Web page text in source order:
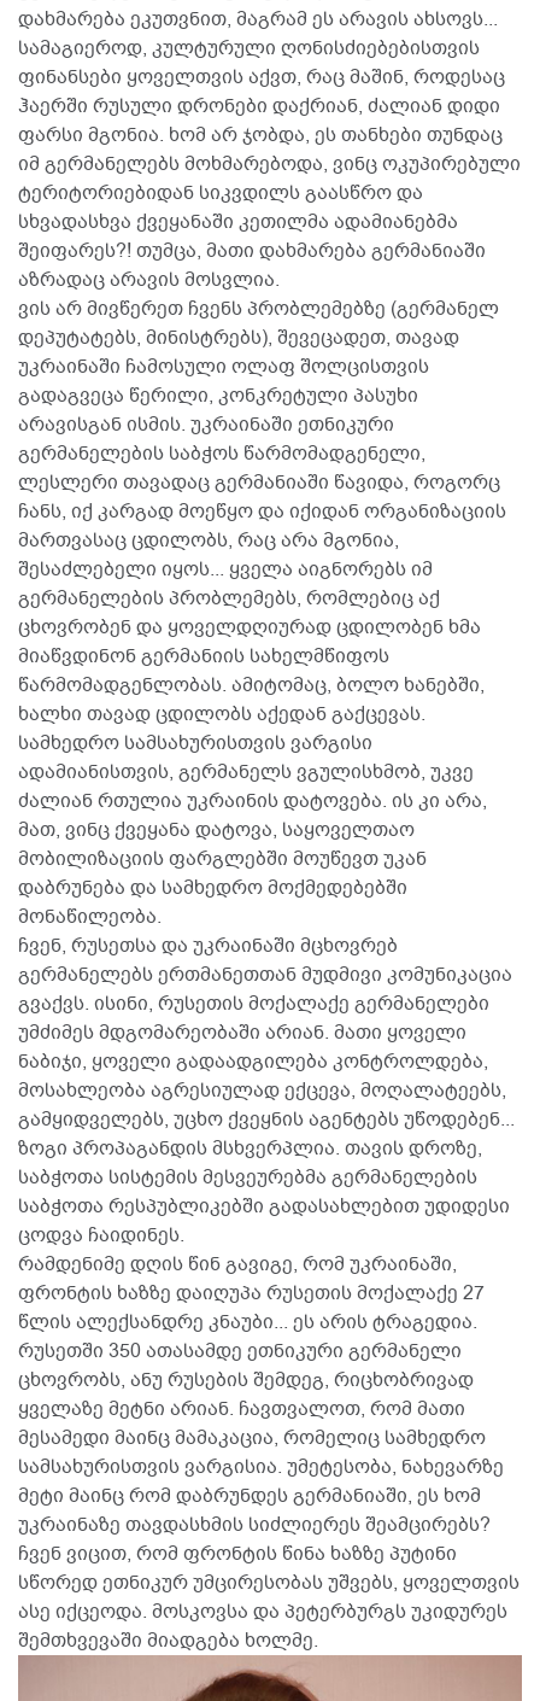
დახმარება ეკუთვნით, მაგრამ ეს არავის ახსოვს...
სამაგიეროდ, კულტურული ღონისძიებებისთვის
ფინანსები ყოველთვის აქვთ, რაც მაშინ, როდესაც
ჰაერში რუსული დრონები დაქრიან, ძალიან დიდი
ფარსი მგონია. ხომ არ ჯობდა, ეს თანხები თუნდაც
იმ გერმანელებს მოხმარებოდა, ვინც ოკუპირებული
ტერიტორიებიდან სიკვდილს გაასწრო და
სხვადასხვა ქვეყანაში კეთილმა ადამიანებმა
შეიფარეს?! თუმცა, მათი დახმარება გერმანიაში
აზრადაც არავის მოსვლია.
ვის არ მივწერეთ ჩვენს პრობლემებზე (გერმანელ
დეპუტატებს, მინისტრებს), შევეცადეთ, თავად
უკრაინაში ჩამოსული ოლაფ შოლცისთვის
გადაგვეცა წერილი, კონკრეტული პასუხი
არავისგან ისმის. უკრაინაში ეთნიკური
გერმანელების საბჭოს წარმომადგენელი,
ლესლერი თავადაც გერმანიაში წავიდა, როგორც
ჩანს, იქ კარგად მოეწყო და იქიდან ორგანიზაციის
მართვასაც ცდილობს, რაც არა მგონია,
შესაძლებელი იყოს... ყველა აიგნორებს იმ
გერმანელების პრობლემებს, რომლებიც აქ
ცხოვრობენ და ყოველდღიურად ცდილობენ ხმა
მიაწვდინონ გერმანიის სახელმწიფოს
წარმომადგენლობას. ამიტომაც, ბოლო ხანებში,
ხალხი თავად ცდილობს აქედან გაქცევას.
სამხედრო სამსახურისთვის ვარგისი
ადამიანისთვის, გერმანელს ვგულისხმობ, უკვე
ძალიან რთულია უკრაინის დატოვება. ის კი არა,
მათ, ვინც ქვეყანა დატოვა, საყოველთაო
მობილიზაციის ფარგლებში მოუწევთ უკან
დაბრუნება და სამხედრო მოქმედებებში
მონაწილეობა.
ჩვენ, რუსეთსა და უკრაინაში მცხოვრებ
გერმანელებს ერთმანეთთან მუდმივი კომუნიკაცია
გვაქვს. ისინი, რუსეთის მოქალაქე გერმანელები
უმძიმეს მდგომარეობაში არიან. მათი ყოველი
ნაბიჯი, ყოველი გადაადგილება კონტროლდება,
მოსახლეობა აგრესიულად ექცევა, მოღალატეებს,
გამყიდველებს, უცხო ქვეყნის აგენტებს უწოდებენ...
ზოგი პროპაგანდის მსხვერპლია. თავის დროზე,
საბჭოთა სისტემის მესვეურებმა გერმანელების
საბჭოთა რესპუბლიკებში გადასახლებით უდიდესი
ცოდვა ჩაიდინეს.
რამდენიმე დღის წინ გავიგე, რომ უკრაინაში,
ფრონტის ხაზზე დაიღუპა რუსეთის მოქალაქე 27
წლის ალექსანდრე კნაუბი... ეს არის ტრაგედია.
რუსეთში 350 ათასამდე ეთნიკური გერმანელი
ცხოვრობს, ანუ რუსების შემდეგ, რიცხობრივად
ყველაზე მეტნი არიან. ჩავთვალოთ, რომ მათი
მესამედი მაინც მამაკაცია, რომელიც სამხედრო
სამსახურისთვის ვარგისია. უმეტესობა, ნახევარზე
მეტი მაინც რომ დაბრუნდეს გერმანიაში, ეს ხომ
უკრაინაზე თავდასხმის სიძლიერეს შეამცირებს?
ჩვენ ვიცით, რომ ფრონტის წინა ხაზზე პუტინი
სწორედ ეთნიკურ უმცირესობას უშვებს, ყოველთვის
ასე იქცეოდა. მოსკოვსა და პეტერბურგს უკიდურეს
შემთხვევაში მიადგება ხოლმე.